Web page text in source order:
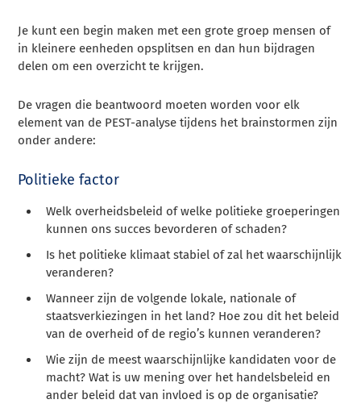
Je kunt een begin maken met een grote groep mensen of
in kleinere eenheden opsplitsen en dan hun bijdragen
delen om een overzicht te krijgen.
De vragen die beantwoord moeten worden voor elk
element van de PEST-analyse tijdens het brainstormen zijn
onder andere:
Politieke factor
Welk overheidsbeleid of welke politieke groeperingen
kunnen ons succes bevorderen of schaden?
Is het politieke klimaat stabiel of zal het waarschijnlijk
veranderen?
Wanneer zijn de volgende lokale, nationale of
staatsverkiezingen in het land? Hoe zou dit het beleid
van de overheid of de regio’s kunnen veranderen?
Wie zijn de meest waarschijnlijke kandidaten voor de
macht? Wat is uw mening over het handelsbeleid en
ander beleid dat van invloed is op de organisatie?